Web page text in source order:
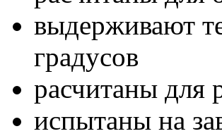
выдерживают
градусов
расчитаны для
испытаны на